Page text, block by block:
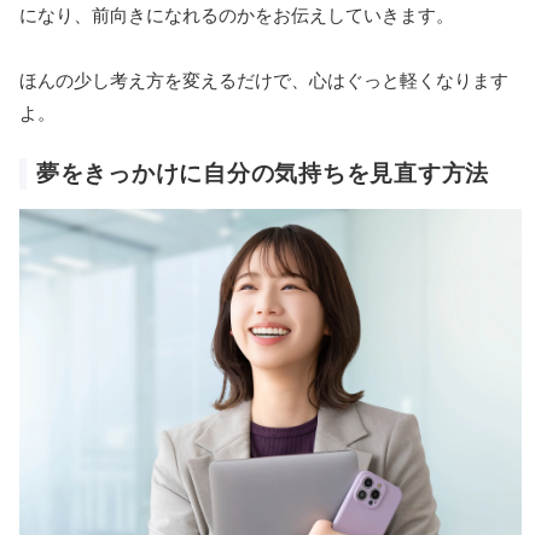
になり、前向きになれるのかをお伝えしていきます。
ほんの少し考え方を変えるだけで、心はぐっと軽くなります
よ。
夢をきっかけに自分の気持ちを見直す方法